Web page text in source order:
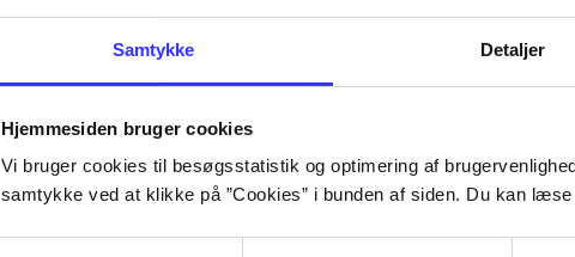
Samtykke Detaljer
Hjemmesiden bruger cookies
Vi bruger cookies til besøgsstatistik og optimering af
samtykke ved at klikke på ”Cookies” i bunden af siden. Du kan